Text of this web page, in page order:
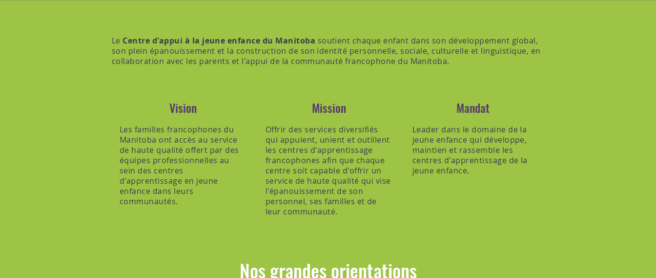
Le Centre d'appui à la jeune enfance du Manitoba soutient chaque enfant dans son développement global,
son plein épanouissement et la construction de son identité personnelle, sociale, culturelle et linguistique, en
collaboration avec les parents et l'appui de la communauté francophone du Manitoba.
Les familles francophones du
Manitoba ont accès au service
de haute qualité offert par des
équipes professionnelles au
sein des centres
d'apprentissage en jeune
enfance dans leurs
communautés.
Vision
Offrir des services diversifiés
qui appuient, unient et outillent
les centres d'apprentissage
francophones afin que chaque
centre soit capable d'offrir un
service de haute qualité qui vise
l'épanouissement de son
personnel, ses familles et de
leur communauté.
Mission
Leader dans le domaine de la
jeune enfance qui développe,
maintien et rassemble les
centres d'apprentissage de la
jeune enfance.
Mandat
Nos grandes orientations